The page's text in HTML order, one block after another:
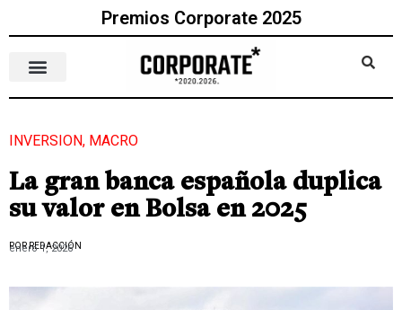
Premios Corporate 2025
INVERSION, MACRO
La gran banca española duplica
su valor en Bolsa en 2025
POR REDACCIÓN
enero 1, 2026